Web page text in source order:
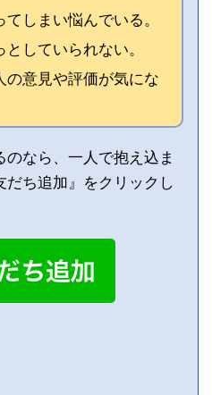
しまい悩んでいる。
していられない。
の意見や評価が気にな
なら、一人で抱え込ま
だち追加』をクリックし